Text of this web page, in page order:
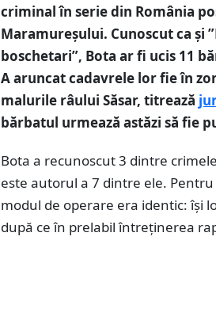
criminal în serie din România
Maramureșului. Cunoscut ca și
boschetari”, Bota ar fi ucis 11
A aruncat cadavrele lor fie în
malurile râului Săsar, titrează
bărbatul urmează astăzi să fie
Bota a recunoscut 3 dintre
este autorul a 7 dintre ele.
modul de operare era identic: își
după ce în prelabil întreținerea